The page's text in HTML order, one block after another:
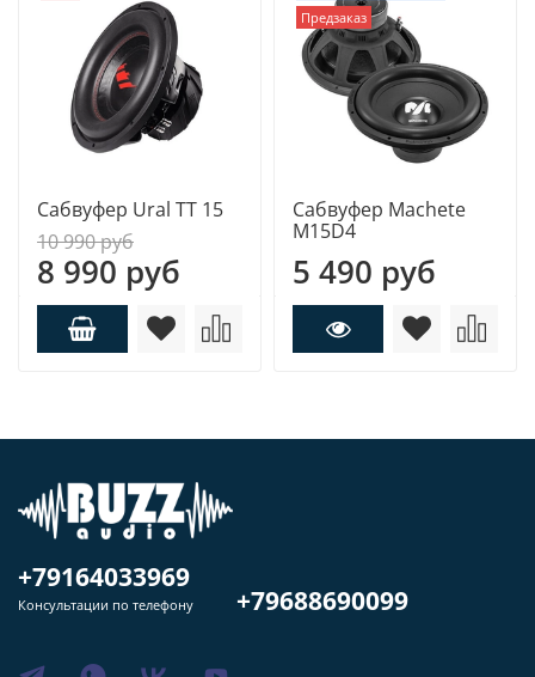
Сабвуфер Ural TT 15
10 990 руб
8 990 руб
Предзаказ
Сабвуфер Machete
M15D4
5 490 руб
+79164033969
Консультации по телефону +79688690099